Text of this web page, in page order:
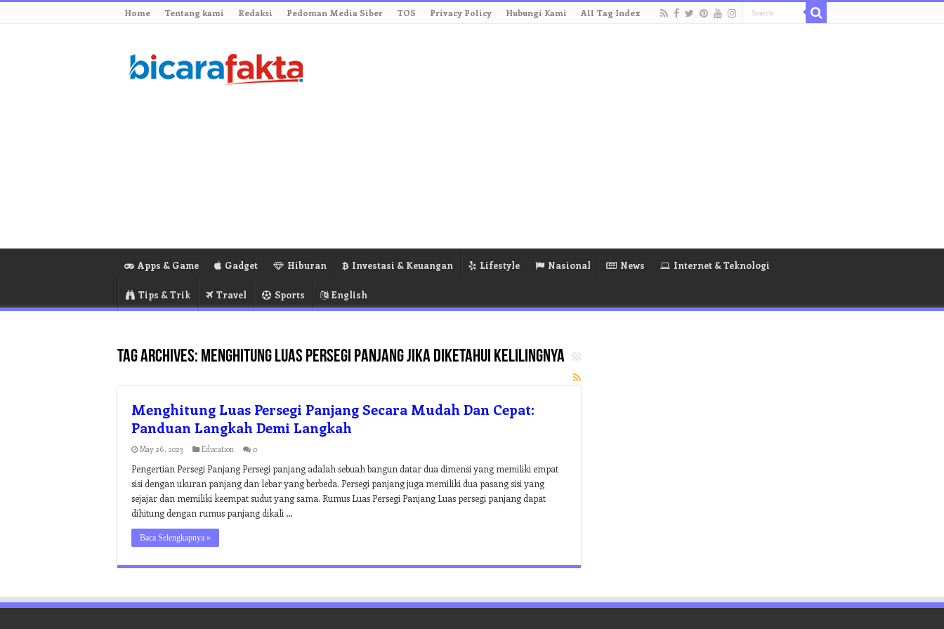
Home Tentang kami Redaksi Pedoman Media Siber TOS Privacy Policy Hubungi Kami All Tag Index
Apps & Game Gadget Hiburan Investasi & Keuangan Lifestyle Nasional News Internet & Teknologi
Tips & Trik Travel Sports English
Tag Archives: menghitung luas persegi panjang jika diketahui kelilingnya
Menghitung Luas Persegi Panjang Secara Mudah Dan Cepat:
Panduan Langkah Demi Langkah
May 26, 2023 Education 0
Pengertian Persegi Panjang Persegi panjang adalah sebuah bangun datar dua dimensi yang memiliki empat
sisi dengan ukuran panjang dan lebar yang berbeda. Persegi panjang juga memiliki dua pasang sisi yang
sejajar dan memiliki keempat sudut yang sama. Rumus Luas Persegi Panjang Luas persegi panjang dapat
dihitung dengan rumus panjang dikali …
Baca Selengkapnya »